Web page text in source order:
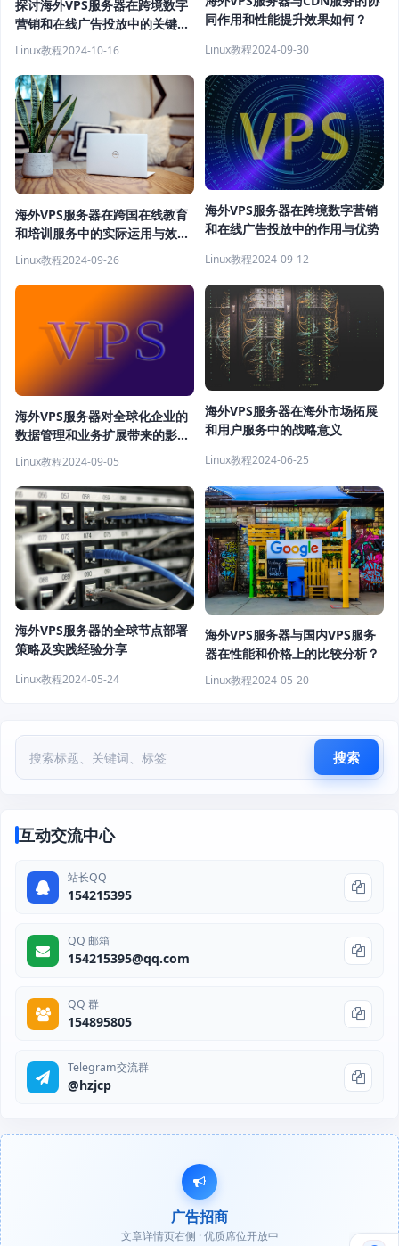
探讨海外VPS服务器在跨境数字
营销和在线广告投放中的关键作
用
Linux教程2024-10-16
同作用和性能提升效果如何？
Linux教程2024-09-30
海外VPS服务器在跨国在线教育
和培训服务中的实际运用与效果
分析
Linux教程2024-09-26
海外VPS服务器在跨境数字营销
和在线广告投放中的作用与优势
Linux教程2024-09-12
海外VPS服务器对全球化企业的
数据管理和业务扩展带来的影
响？
Linux教程2024-09-05
海外VPS服务器在海外市场拓展
和用户服务中的战略意义
Linux教程2024-06-25
海外VPS服务器的全球节点部署
策略及实践经验分享
Linux教程2024-05-24
海外VPS服务器与国内VPS服务
器在性能和价格上的比较分析？
Linux教程2024-05-20
搜索
互动交流中心
站长QQ
154215395
QQ 邮箱
154215395@qq.com
QQ 群
154895805
Telegram交流群
@hzjcp
广告招商
文章详情页右侧 · 优质席位开放中